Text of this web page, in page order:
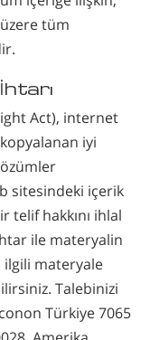
tüm
Act), internet
iyi
sitesindeki içerik
telif hakkını ihlal
ile materyalin
ilgili materyale
Talebinizi
Türkiye 7065